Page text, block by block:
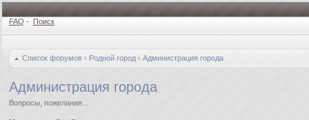
FAQ • Поиск
Список форумов ‹ Родной город ‹ Администрация города
Администрация города
Вопросы, пожелания...